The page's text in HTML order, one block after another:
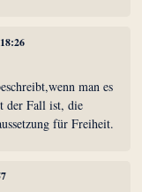
man es
der Fall ist, die
für Freiheit.